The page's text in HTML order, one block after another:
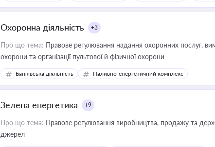
Охоронна діяльність +3
Про що тема: Правове регулювання надання охоронних послуг,
охорони та організації пультової й фізичної охорони
Банківська діяльність Паливно-енергетичний комплекс
Зелена енергетика +9
Про що тема: Правове регулювання виробництва, продажу та
джерел